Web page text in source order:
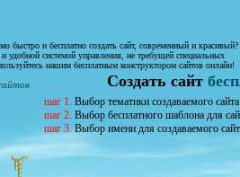
быстро и бесплатно создать сайт, современный и красивый?
удобной системой управления, не требущей специальных
нашим бесплатным конструктором сайтов онлайн!
Создать сайт
шаг 1. Выбор тематики создаваемого сайта
шаг 2. Выбор бесплатного шаблона для
шаг 3.Выбор имени для создаваемого